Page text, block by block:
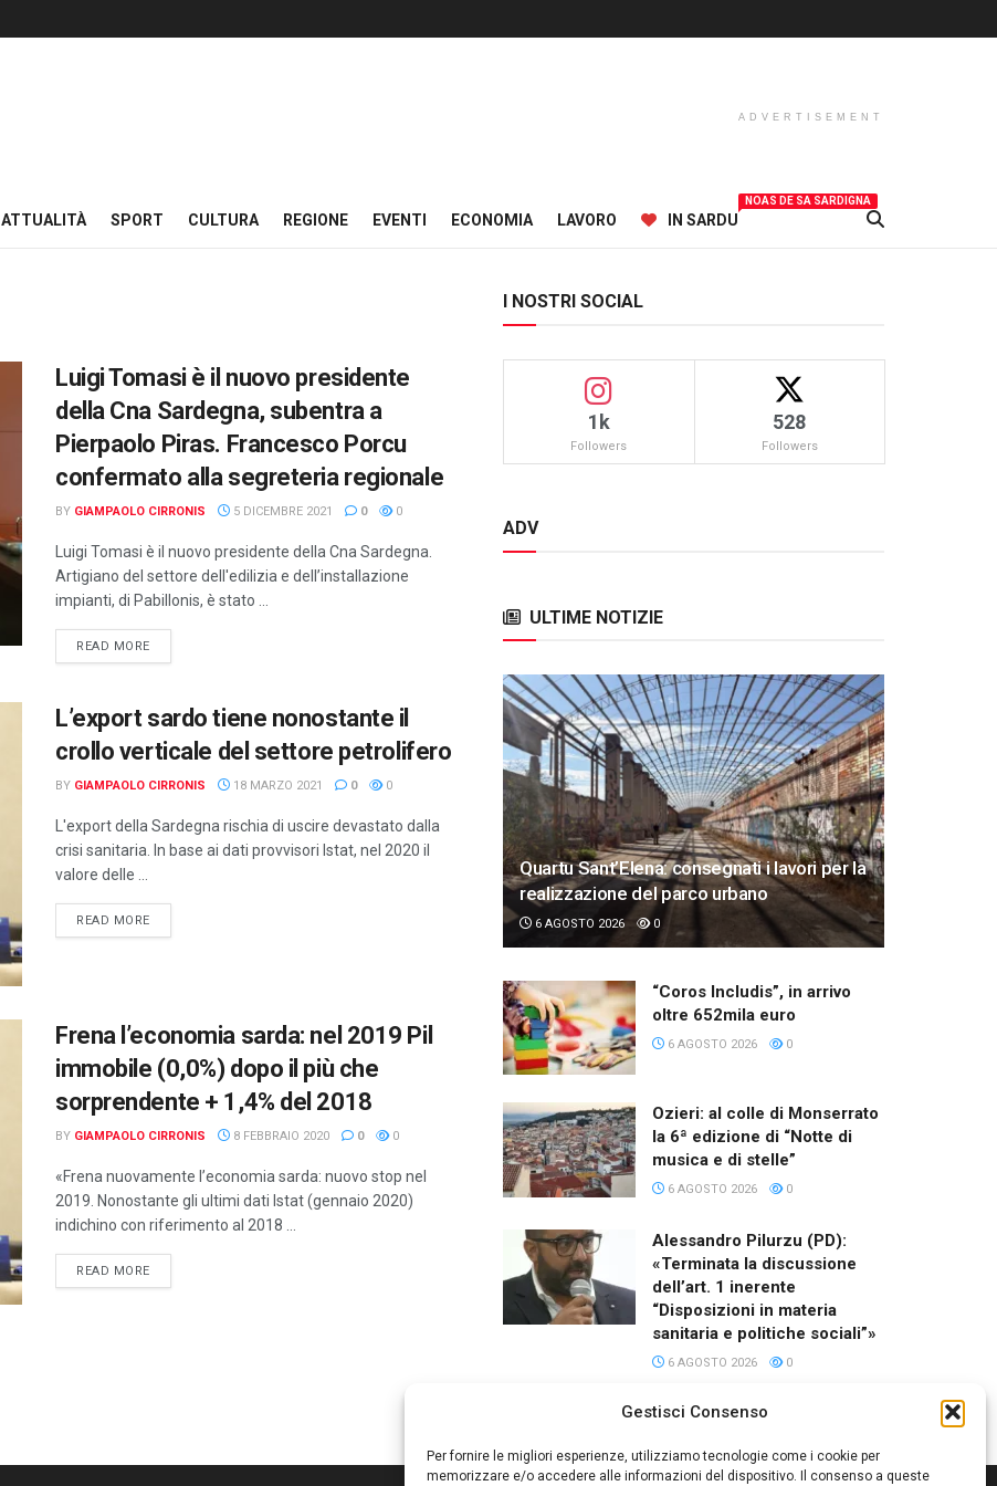
Gestisci Consenso
Per fornire le migliori esperienze, utilizziamo tecnologie come i cookie per
memorizzare e/o accedere alle informazioni del dispositivo. Il consenso a queste
ADVERTISEMENT
ATTUALITÀ SPORT CULTURA REGIONE EVENTI ECONOMIA LAVORO IN SARDU
NOAS DE SA SARDIGNA
Luigi Tomasi è il nuovo presidente
della Cna Sardegna, subentra a
Pierpaolo Piras. Francesco Porcu
confermato alla segreteria regionale
BY GIAMPAOLO CIRRONIS 5 DICEMBRE 2021 0 0
Luigi Tomasi è il nuovo presidente della Cna Sardegna.
Artigiano del settore dell'edilizia e dell’installazione
impianti, di Pabillonis, è stato ...
READ MOREDETAILS
L’export sardo tiene nonostante il
crollo verticale del settore petrolifero
BY GIAMPAOLO CIRRONIS 18 MARZO 2021 0 0
L'export della Sardegna rischia di uscire devastato dalla
crisi sanitaria. In base ai dati provvisori Istat, nel 2020 il
valore delle ...
READ MOREDETAILS
Frena l’economia sarda: nel 2019 Pil
immobile (0,0%) dopo il più che
sorprendente + 1,4% del 2018
BY GIAMPAOLO CIRRONIS 8 FEBBRAIO 2020 0 0
«Frena nuovamente l’economia sarda: nuovo stop nel
2019. Nonostante gli ultimi dati Istat (gennaio 2020)
indichino con riferimento al 2018 ...
READ MOREDETAILS
I NOSTRI SOCIAL
1k
Followers
528
Followers
ADV
ULTIME NOTIZIE
Quartu Sant’Elena: consegnati i lavori per la
realizzazione del parco urbano
6 AGOSTO 2026 0
“Coros Includis”, in arrivo
oltre 652mila euro
6 AGOSTO 2026 0
Ozieri: al colle di Monserrato
la 6ª edizione di “Notte di
musica e di stelle”
6 AGOSTO 2026 0
Alessandro Pilurzu (PD):
«Terminata la discussione
dell’art. 1 inerente
“Disposizioni in materia
sanitaria e politiche sociali”»
6 AGOSTO 2026 0